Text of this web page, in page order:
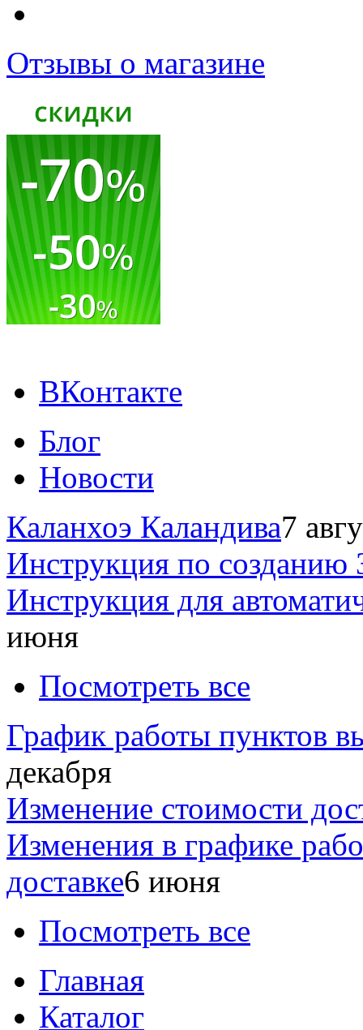
Отзывы о магазине
ВКонтакте
Блог
Новости
Каланхоэ Каландива7
Инструкция по созданию
Инструкция для
июня
Посмотреть все
График работы пунктов
декабря
Изменение стоимости
Изменения в графике
доставке6 июня
Посмотреть все
Главная
Каталог